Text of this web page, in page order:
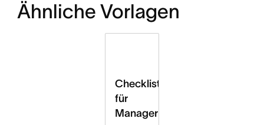
Ähnliche Vorlagen
Checkliste
für
Manager